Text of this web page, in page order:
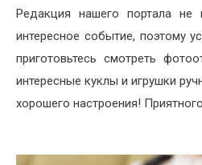
Редакция нашего портала не
интересное событие, поэтому
приготовьтесь смотреть
интересные куклы и игрушки
хорошего настроения!